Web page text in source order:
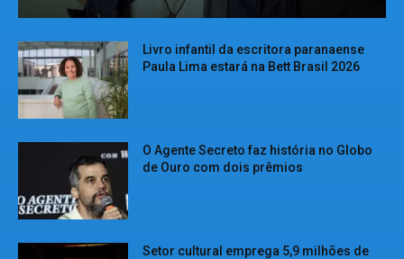
Livro infantil da escritora paranaense
Paula Lima estará na Bett Brasil 2026
O Agente Secreto faz história no Globo
de Ouro com dois prêmios
Setor cultural emprega 5,9 milhões de